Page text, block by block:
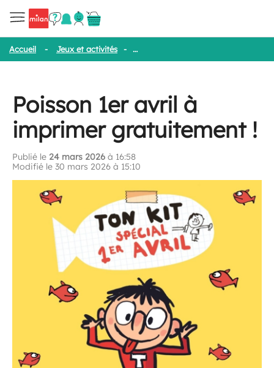
Accueil - Jeux et activités - Poisson 1er avril à imprimer
Poisson 1er avril à
imprimer gratuitement !
Publié le 24 mars 2026 à 16:58
Modifié le 30 mars 2026 à 15:10